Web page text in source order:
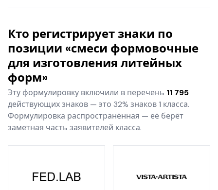
Кто регистрирует знаки по
позиции «смеси формовочные
для изготовления литейных
форм»
Эту формулировку включили в перечень 11 795
действующих знаков — это 32% знаков 1 класса.
Формулировка распространённая — её берёт
заметная часть заявителей класса.